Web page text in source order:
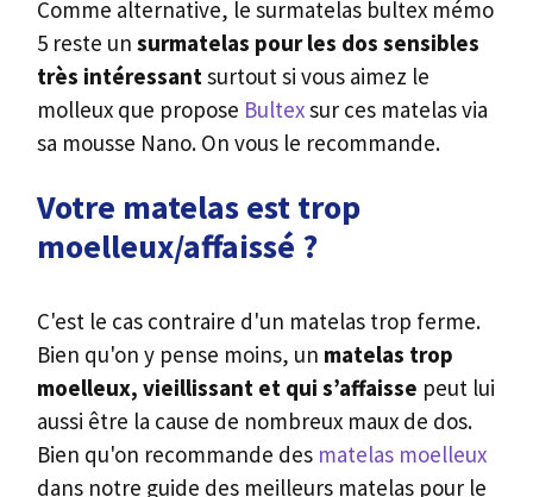
Comme alternative, le surmatelas bultex mémo
5 reste un surmatelas pour les dos sensibles
très intéressant surtout si vous aimez le
molleux que propose Bultexsur ces matelas via
sa mousse Nano. On vous le recommande.
Votre matelas est trop
moelleux/affaissé ?
C'est le cas contraire d'un matelas trop ferme.
Bien qu'on y pense moins, un matelas trop
moelleux, vieillissant et qui s’affaisse peut lui
aussi être la cause de nombreux maux de dos.
Bien qu'on recommande des matelas moelleux
dans notre guide des meilleurs matelas pour le